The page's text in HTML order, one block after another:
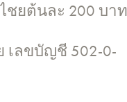
ชยต้นละ 200 บา
เลขบัญชี 502-0-